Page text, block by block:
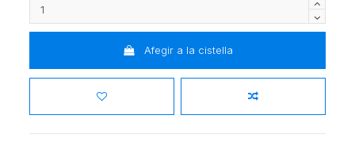
Afegir a la cistella